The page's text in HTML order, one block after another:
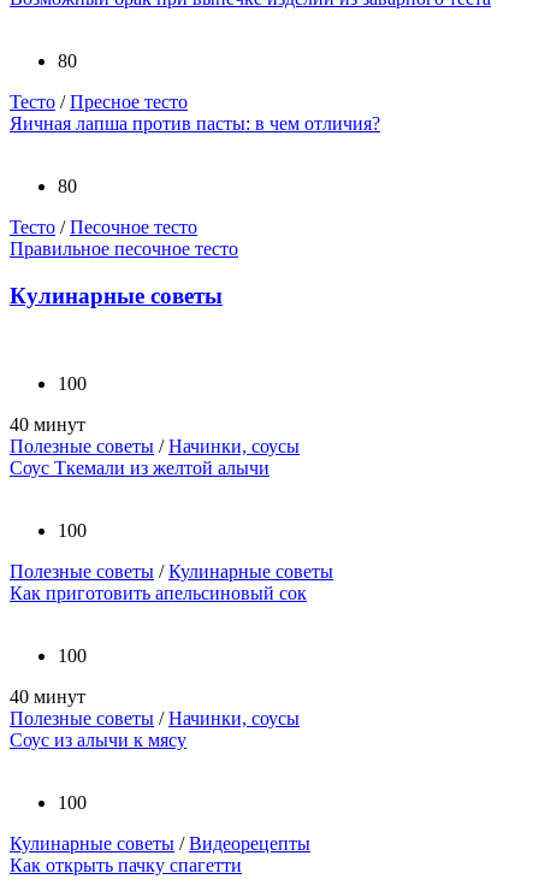
80
Тесто /Пресное тесто
Яичная лапша против пасты: в чем отличия?
80
Тесто /Песочное тесто
Правильное песочное тесто
Кулинарные советы
100
40 минут
Полезные советы /Начинки, соусы
Соус Ткемали из желтой алычи
100
Полезные советы /Кулинарные советы
Как приготовить апельсиновый сок
100
40 минут
Полезные советы /Начинки, соусы
Соус из алычи к мясу
100
Кулинарные советы /Видеорецепты
Как открыть пачку спагетти